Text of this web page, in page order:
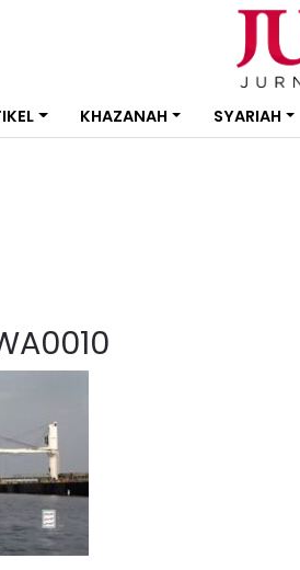
KHAZANAH SYARIAH